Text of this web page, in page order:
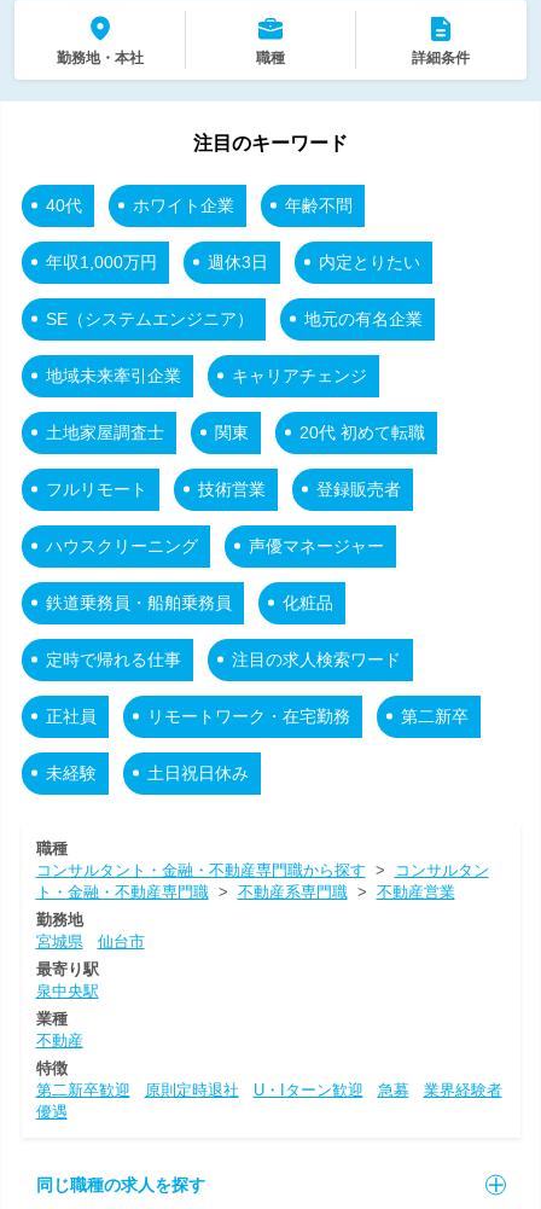
勤務地・本社 職種 詳細条件
注目のキーワード
40代 ホワイト企業 年齢不問
年収1,000万円 週休3日 内定とりたい
SE（システムエンジニア） 地元の有名企業
地域未来牽引企業 キャリアチェンジ
土地家屋調査士 関東 20代 初めて転職
フルリモート 技術営業 登録販売者
ハウスクリーニング 声優マネージャー
鉄道乗務員・船舶乗務員 化粧品
定時で帰れる仕事 注目の求人検索ワード
正社員 リモートワーク・在宅勤務 第二新卒
未経験 土日祝日休み
職種
コンサルタント・金融・不動産専門職から探す >
コンサルタン
ト・金融・不動産専門職> 不動産系専門職> 不動産営業
勤務地
宮城県
仙台市
最寄り駅
泉中央駅
業種
不動産
特徴
第二新卒歓迎
原則定時退社 U・Iターン歓迎 急募
業界経験者
優遇
同じ職種の求人を探す